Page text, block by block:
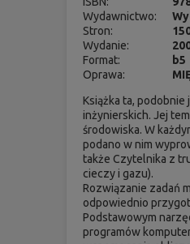
Wydawnictwo:
Stron:
Wydanie:
Format:
b5
Oprawa:
Książka ta,
inżynierskich. Jej
środowiska. W
podano w nim
także Czytelnika z
cieczy i gazu).
Rozwiązanie zadań
odpowiednio
Podstawowym
programów